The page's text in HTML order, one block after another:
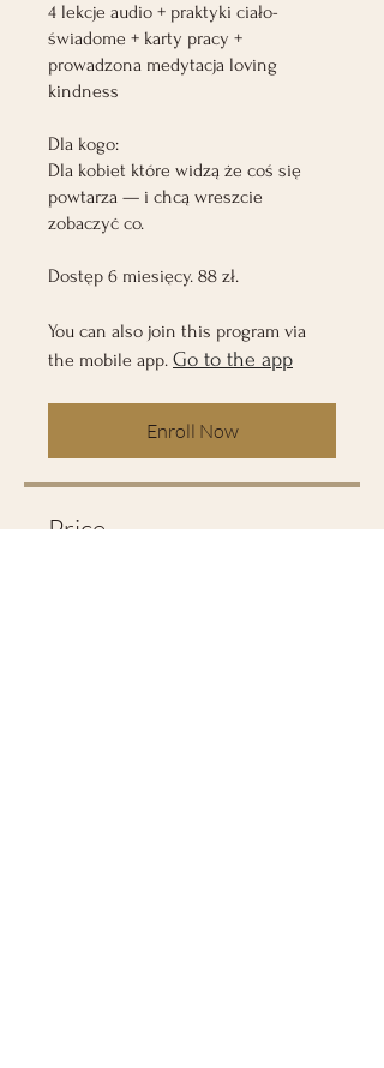
4 lekcje audio + praktyki ciało-
świadome + karty pracy +
prowadzona medytacja loving
kindness
Dla kogo:
Dla kobiet które widzą że coś się
powtarza — i chcą wreszcie
zobaczyć co.
Dostęp 6 miesięcy. 88 zł.
You can also join this program via
the mobile app. Go to the app
Enroll Now
Price